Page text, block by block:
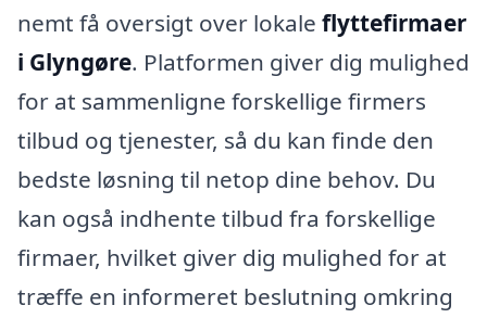
nemt få oversigt over lokale flyttefirmaer
i Glyngøre. Platformen giver dig mulighed
for at sammenligne forskellige firmers
tilbud og tjenester, så du kan finde den
bedste løsning til netop dine behov. Du
kan også indhente tilbud fra forskellige
firmaer, hvilket giver dig mulighed for at
træffe en informeret beslutning omkring